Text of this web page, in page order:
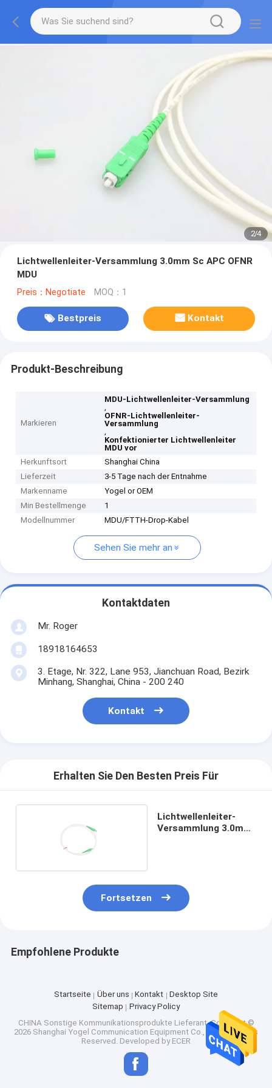
2/4
Lichtwellenleiter-Versammlung 3.0mm Sc APC OFNR
MDU
Preis：Negotiate MOQ：1
Bestpreis Kontakt
Produkt-Beschreibung
Markieren
MDU-Lichtwellenleiter-Versammlung
,
OFNR-Lichtwellenleiter-
Versammlung
,
Konfektionierter Lichtwellenleiter
MDU vor
Herkunftsort
Shanghai China
Lieferzeit
3-5 Tage nach der Entnahme
Markenname
Yogel or OEM
Min Bestellmenge
1
Modellnummer
MDU/FTTH-Drop-Kabel
Sehen Sie mehr an
Kontaktdaten
Mr. Roger
18918164653
3. Etage, Nr. 322, Lane 953, Jianchuan Road, Bezirk
Minhang, Shanghai, China - 200 240
Kontakt
Erhalten Sie Den Besten Preis Für
Lichtwellenleiter-
Versammlung 3.0mm
Fortsetzen
Empfohlene Produkte
Startseite Über uns Kontakt
Desktop Site
Sitemap
Privacy Policy
CHINA Sonstige Kommunikationsprodukte Lieferant.Copyright ©
2026 Shanghai Yogel Communication Equipment Co., Ltd.. All Rights
Reserved. Developed by ECER